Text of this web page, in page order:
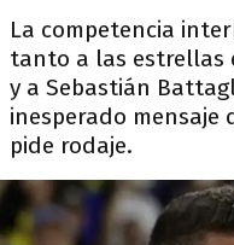
La competencia
tanto a las estrellas
y a Sebastián
inesperado mensaje
pide rodaje.